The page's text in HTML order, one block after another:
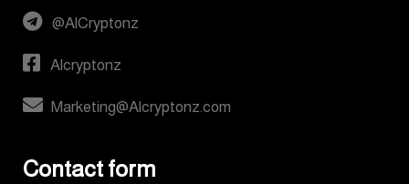
@AlCryptonz
Alcryptonz
Marketing@Alcryptonz.com
Contact form